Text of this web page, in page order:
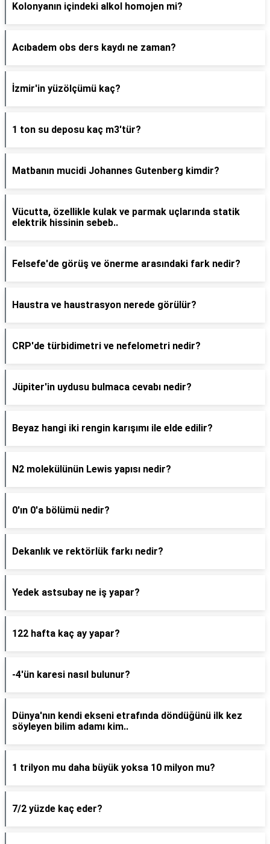
Kolonyanın içindeki alkol homojen mi?
Acıbadem obs ders kaydı ne zaman?
İzmir'in yüzölçümü kaç?
1 ton su deposu kaç m3'tür?
Matbanın mucidi Johannes Gutenberg kimdir?
Vücutta, özellikle kulak ve parmak uçlarında statik
elektrik hissinin sebeb..
Felsefe'de görüş ve önerme arasındaki fark nedir?
Haustra ve haustrasyon nerede görülür?
CRP'de türbidimetri ve nefelometri nedir?
Jüpiter'in uydusu bulmaca cevabı nedir?
Beyaz hangi iki rengin karışımı ile elde edilir?
N2 molekülünün Lewis yapısı nedir?
0'ın 0'a bölümü nedir?
Dekanlık ve rektörlük farkı nedir?
Yedek astsubay ne iş yapar?
122 hafta kaç ay yapar?
-4'ün karesi nasıl bulunur?
Dünya'nın kendi ekseni etrafında döndüğünü ilk kez
söyleyen bilim adamı kim..
1 trilyon mu daha büyük yoksa 10 milyon mu?
7/2 yüzde kaç eder?